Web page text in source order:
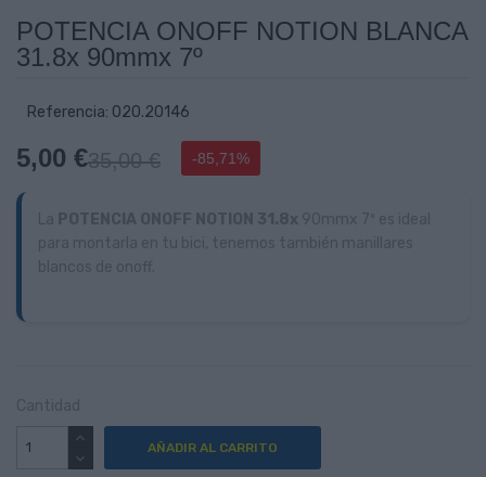
POTENCIA ONOFF NOTION BLANCA
31.8x 90mmx 7º
Referencia: 020.20146
5,00 €35,00 € -85,71%
AÑADIR AL CARRITO